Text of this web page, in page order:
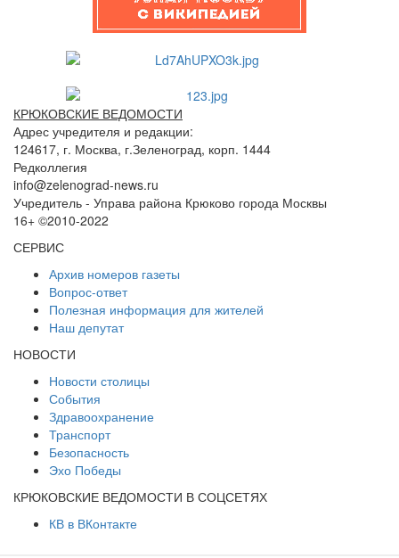
КРЮКОВСКИЕ ВЕДОМОСТИ
Адрес учредителя и редакции:
124617, г. Москва, г.Зеленоград, корп. 1444
Редколлегия
info@zelenograd-news.ru
Учредитель - Управа района Крюково города Москвы
16+ ©2010-2022
СЕРВИС
Архив номеров газеты
Вопрос-ответ
Полезная информация для жителей
Наш депутат
НОВОСТИ
Новости столицы
События
Здравоохранение
Транспорт
Безопасность
Эхо Победы
КРЮКОВСКИЕ ВЕДОМОСТИ В СОЦСЕТЯХ
КВ в ВКонтакте